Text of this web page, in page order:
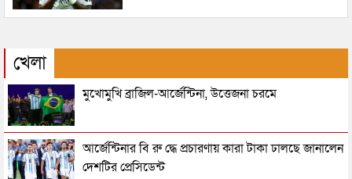
খেলা
মুখোমুখি ব্রাজিল-আর্জেন্টিনা, উত্তেজনা চরমে
আর্জেন্টিনার বি রু দ্ধে প্রচারণায় কারা টাকা ঢালছে জানালেন
দেশটির প্রেসিডেন্ট